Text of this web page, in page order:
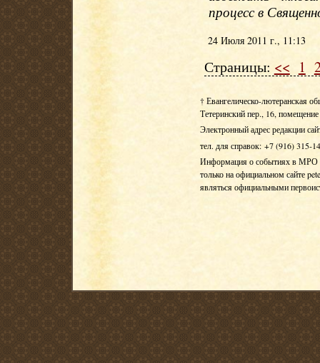
процесс в
24 Июля 2011 г., 11:13
Страницы: << 1
† Евангелическо-лютеранская
Тетеринский пер., 16,
Электронный адрес редакции
тел. для справок: +7 (916) 315-
Информация о событиях в МРО
только на официальном сайте
являться официальными